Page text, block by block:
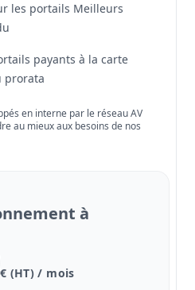
les portails Meilleurs
payants à la carte
prorata
en interne par le réseau AV
au mieux aux besoins de nos
à
€ (HT) / mois